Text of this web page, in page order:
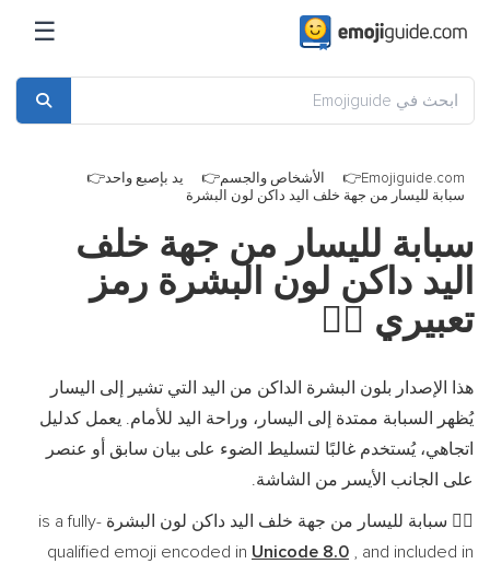
☰
Emojiguide.com الأشخاص والجسم
يد بإصبع واحد
سبابة لليسار من جهة خلف اليد داكن لون البشرة
سبابة لليسار من جهة خلف
اليد داكن لون البشرة رمز
تعبيري 👈🏿
هذا الإصدار بلون البشرة الداكن من اليد التي تشير إلى اليسار
يُظهر السبابة ممتدة إلى اليسار، وراحة اليد للأمام. يعمل كدليل
اتجاهي، يُستخدم غالبًا لتسليط الضوء على بيان سابق أو عنصر
على الجانب الأيسر من الشاشة.
👈🏿
سبابة لليسار من جهة خلف اليد داكن لون البشرة is a fully-
qualified emoji encoded in Unicode 8.0 , and included in